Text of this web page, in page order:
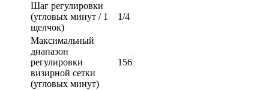
Шаг регулировки
(угловых минут / 1
щелчок)
1/4
Максимальный
диапазон
регулировки
визирной сетки
(угловых минут)
156